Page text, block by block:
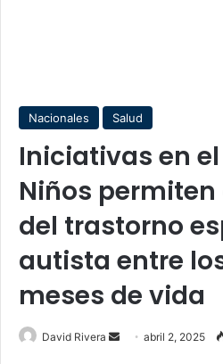
Nacionales Salud
Iniciativas en
Niños
del trastorno
autista entre
meses de vida
David Rivera
Sendabril 2, 2025